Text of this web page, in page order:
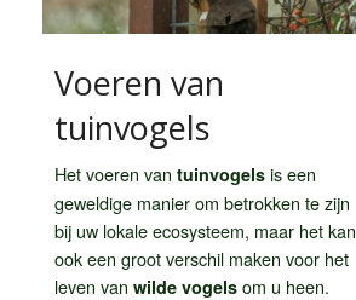
Voeren van
tuinvogels
Het voeren van tuinvogels is een
geweldige manier om betrokken te zijn
bij uw lokale ecosysteem, maar het kan
ook een groot verschil maken voor het
leven van wilde vogels om u heen.